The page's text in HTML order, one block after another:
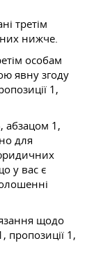
третім
нижче.
особам
явну згоду
1,
абзацом 1,
для
у вас є
щодо
пропозиції 1,